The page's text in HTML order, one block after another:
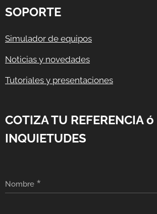
SOPORTE
Simulador de equipos
Noticias y novedades
Tutoriales y presentaciones
COTIZA TU REFERENCIA ó
INQUIETUDES
Nombre